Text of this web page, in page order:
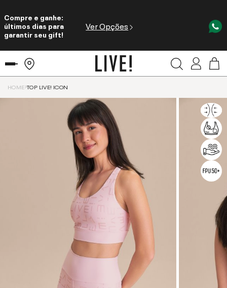
Compre e ganhe:
últimos dias para
garantir seu gift!
Ver Opções
HOME TOP LIVE! ICON